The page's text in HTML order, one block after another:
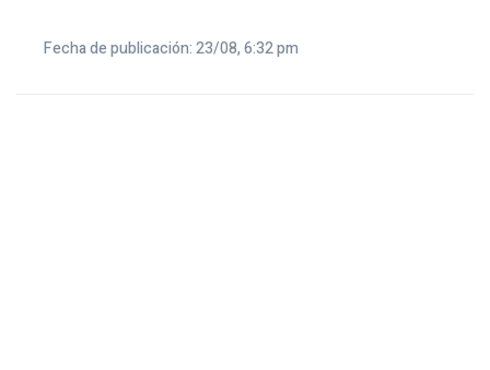
Fecha de publicación: 23/08, 6:32 pm